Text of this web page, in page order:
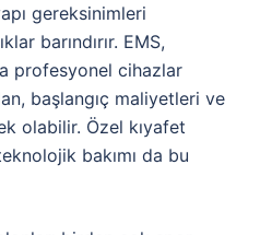
gereksinimleri
barındırır. EMS,
profesyonel cihazlar
başlangıç maliyetleri ve
olabilir. Özel kıyafet
bakımı da bu